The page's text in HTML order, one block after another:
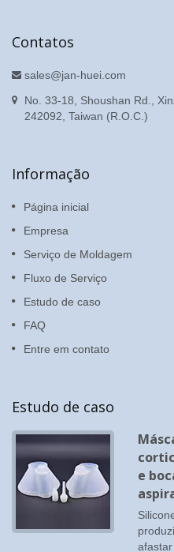
Contatos
sales@jan-huei.com
No. 33-18, Shoushan Rd.,
242092, Taiwan (R.O.C.)
Informação
Página inicial
Empresa
Serviço de Moldagem
Fluxo de Serviço
Estudo de caso
FAQ
Entre em contato
Estudo de caso
e